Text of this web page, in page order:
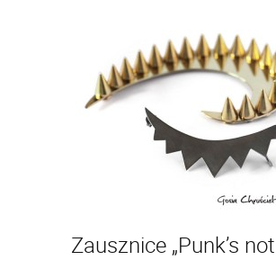
Zausznice „Punk’s